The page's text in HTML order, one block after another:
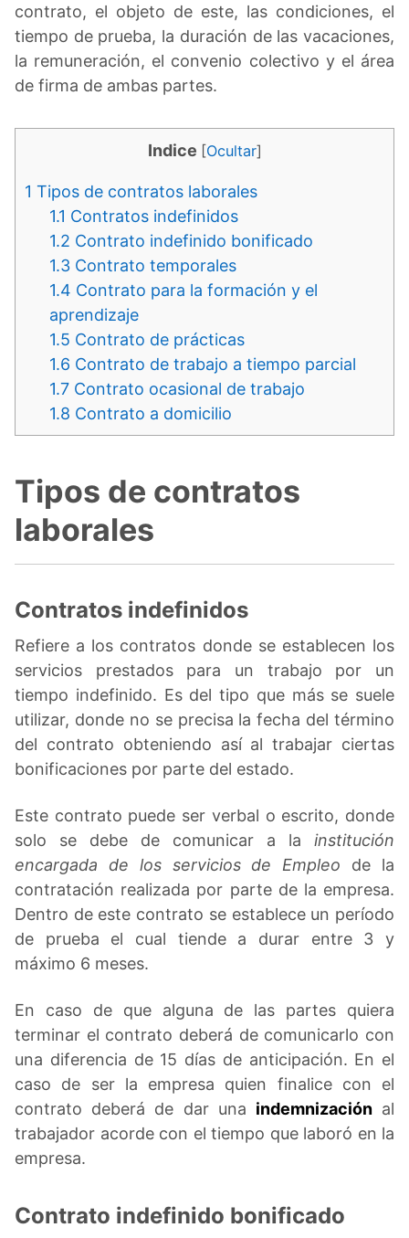
contrato, el objeto de este, las condiciones, el
tiempo de prueba, la duración de las vacaciones,
la remuneración, el convenio colectivo y el área
de firma de ambas partes.
Indice [Ocultar]
1 Tipos de contratos laborales
1.1 Contratos indefinidos
1.2 Contrato indefinido bonificado
1.3 Contrato temporales
1.4 Contrato para la formación y el
aprendizaje
1.5 Contrato de prácticas
1.6 Contrato de trabajo a tiempo parcial
1.7 Contrato ocasional de trabajo
1.8 Contrato a domicilio
Tipos de contratos
laborales
Contratos indefinidos
Refiere a los contratos donde se establecen los
servicios prestados para un trabajo por un
tiempo indefinido. Es del tipo que más se suele
utilizar, donde no se precisa la fecha del término
del contrato obteniendo así al trabajar ciertas
bonificaciones por parte del estado.
Este contrato puede ser verbal o escrito, donde
solo se debe de comunicar a la institución
encargada de los servicios de Empleo de la
contratación realizada por parte de la empresa.
Dentro de este contrato se establece un período
de prueba el cual tiende a durar entre 3 y
máximo 6 meses.
En caso de que alguna de las partes quiera
terminar el contrato deberá de comunicarlo con
una diferencia de 15 días de anticipación. En el
caso de ser la empresa quien finalice con el
contrato deberá de dar una indemnizaciónal
trabajador acorde con el tiempo que laboró en la
empresa.
Contrato indefinido bonificado